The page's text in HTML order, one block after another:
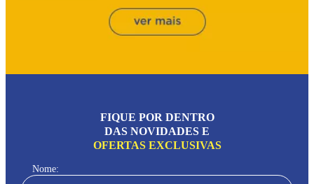
FIQUE POR DENTRO
DAS NOVIDADES E
OFERTAS EXCLUSIVAS
Nome: